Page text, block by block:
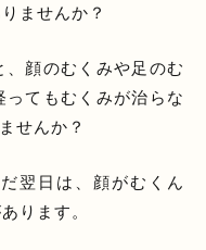
ませんか？
顔のむくみや足のむ
ってもむくみが治らな
せんか？
翌日は、顔がむくん
ります。